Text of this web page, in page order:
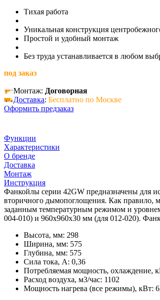
Тихая работа
Уникальная конструкция
Простой и удобный монтаж
Без труда устанавливается в любом
под заказ
Монтаж: Договорная
Доставка: Бесплатно по Москве
Оформить предзаказ
Функции
Характеристики
О бренде
Доставка
Монтаж
Инструкция
Фанкойлы серии 42GW предназначены для
вторичного дымопоглощения. Как правило,
заданным температурным режимом и
004-010) и 960х960х30 мм (для 012-020).
Высота, мм: 298
Ширина, мм: 575
Глубина, мм: 575
Сила тока, А: 0,36
Потребляемая мощность, охлаждение,
Расход воздуха, м3/час: 1102
Мощность нагрева (все режимы), кВт: